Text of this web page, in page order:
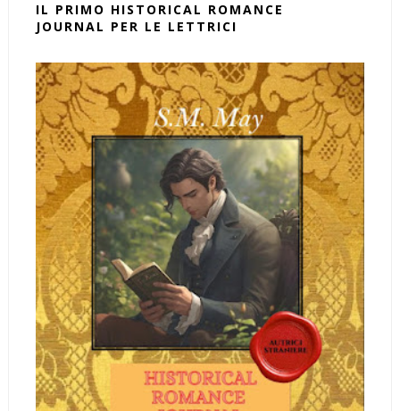
IL PRIMO HISTORICAL ROMANCE
JOURNAL PER LE LETTRICI